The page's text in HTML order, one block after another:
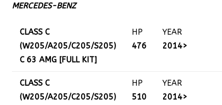
MERCEDES-BENZ
CLASS C
(W205/A205/C205/S205)
C 63 AMG [FULL KIT]
HP
476
YEAR
2014>
CLASS C
(W205/A205/C205/S205)
HP
510
YEAR
2014>